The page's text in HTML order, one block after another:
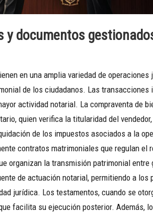
y documentos
en una amplia variedad de operaciones
de los ciudadanos. Las transacciones
actividad notarial. La compraventa de
quien verifica la titularidad del
de los impuestos asociados a la
contratos matrimoniales que regulan el
organizan la transmisión patrimonial entre
de actuación notarial, permitiendo a
jurídica. Los testamentos, cuando se
facilita su ejecución posterior. Además,